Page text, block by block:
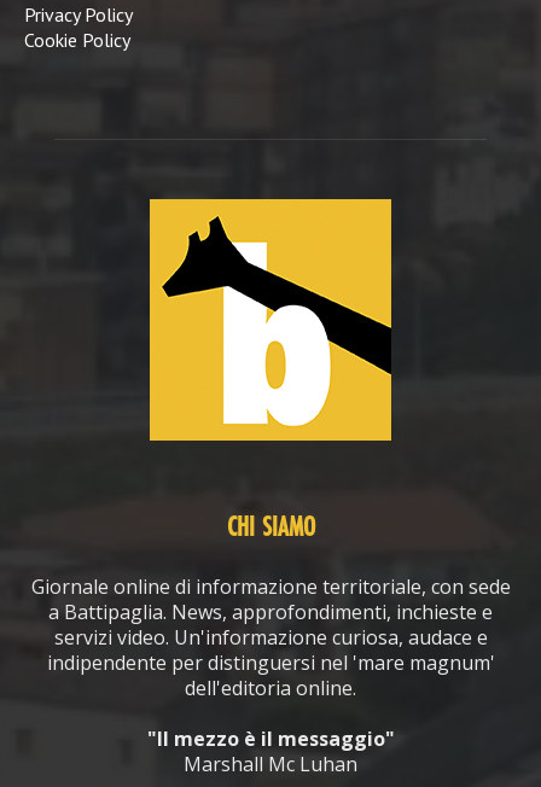
Privacy Policy
Cookie Policy
CHI SIAMO
Giornale online di informazione territoriale, con sede
a Battipaglia. News, approfondimenti, inchieste e
servizi video. Un'informazione curiosa, audace e
indipendente per distinguersi nel 'mare magnum'
dell'editoria online.
"Il mezzo è il messaggio"
Marshall Mc Luhan